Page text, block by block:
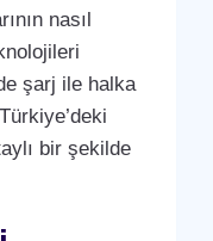
nasıl
şarj ile halka
bir şekilde